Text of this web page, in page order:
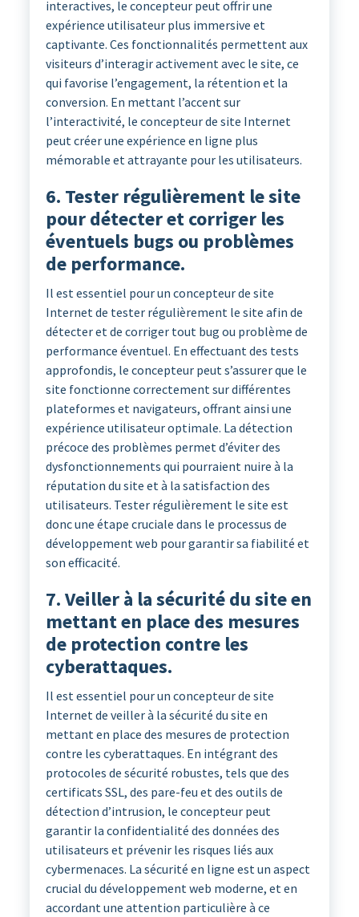
interactives, le concepteur peut offrir une
expérience utilisateur plus immersive et
captivante. Ces fonctionnalités permettent aux
visiteurs d’interagir activement avec le site, ce
qui favorise l’engagement, la rétention et la
conversion. En mettant l’accent sur
l’interactivité, le concepteur de site Internet
peut créer une expérience en ligne plus
mémorable et attrayante pour les utilisateurs.
6. Tester régulièrement le site
pour détecter et corriger les
éventuels bugs ou problèmes
de performance.
Il est essentiel pour un concepteur de site
Internet de tester régulièrement le site afin de
détecter et de corriger tout bug ou problème de
performance éventuel. En effectuant des tests
approfondis, le concepteur peut s’assurer que le
site fonctionne correctement sur différentes
plateformes et navigateurs, offrant ainsi une
expérience utilisateur optimale. La détection
précoce des problèmes permet d’éviter des
dysfonctionnements qui pourraient nuire à la
réputation du site et à la satisfaction des
utilisateurs. Tester régulièrement le site est
donc une étape cruciale dans le processus de
développement web pour garantir sa fiabilité et
son efficacité.
7. Veiller à la sécurité du site en
mettant en place des mesures
de protection contre les
cyberattaques.
Il est essentiel pour un concepteur de site
Internet de veiller à la sécurité du site en
mettant en place des mesures de protection
contre les cyberattaques. En intégrant des
protocoles de sécurité robustes, tels que des
certificats SSL, des pare-feu et des outils de
détection d’intrusion, le concepteur peut
garantir la confidentialité des données des
utilisateurs et prévenir les risques liés aux
cybermenaces. La sécurité en ligne est un aspect
crucial du développement web moderne, et en
accordant une attention particulière à ce